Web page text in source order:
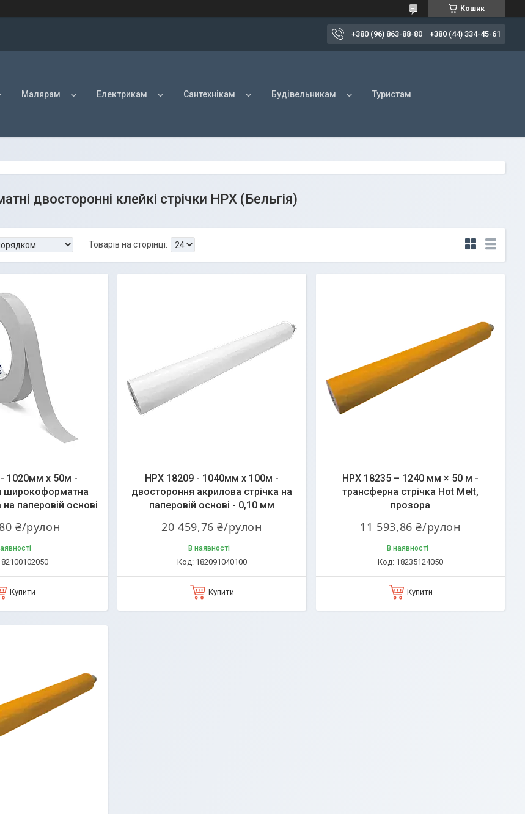
Кошик
+380 (96) 863-88-80 +380 (44) 334-45-61
Малярам Електрикам Сантехнікам Будівельникам Туристам
двосторонні клейкі стрічки HPX (Бельгія)
- 1020мм x 50м -
широкоформатна
паперовій основі
₴/рулон
Купити
HPX 18209 - 1040мм x 100м -
двостороння акрилова стрічка на
паперовій основі - 0,10 мм
20 459,76 ₴/рулон
В наявності
182091040100
Купити
HPX 18235 – 1240 мм × 50 м -
трансферна стрічка Hot Melt,
прозора
11 593,86 ₴/рулон
В наявності
18235124050
Купити